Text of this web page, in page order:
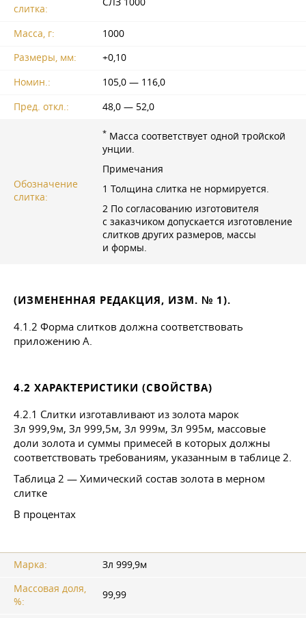
слитка:
Масса, г:
1000
Размеры, мм:
+0,10
Номин.:
105,0 — 116,0
Пред. откл.:
48,0 — 52,0
Обозначение
слитка:
* Масса соответствует одной тройской
унции.
Примечания
1 Толщина слитка не нормируется.
2 По согласованию изготовителя
с заказчиком допускается изготовление
слитков других размеров, массы
и формы.
(ИЗМЕНЕННАЯ РЕДАКЦИЯ, ИЗМ. № 1).
4.1.2 Форма слитков должна соответствовать
приложению А.
4.2 ХАРАКТЕРИСТИКИ (СВОЙСТВА)
4.2.1 Слитки изготавливают из золота марок
Зл 999,9м, Зл 999,5м, 3л 999м, Зл 995м, массовые
доли золота и суммы примесей в которых должны
соответствовать требованиям, указанным в таблице 2.
Таблица 2 — Химический состав золота в мерном
слитке
В процентах
Марка:
Зл 999,9м
Массовая доля,
%:
99,99